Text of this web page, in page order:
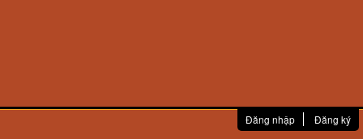
Đăng nhập Đăng ký